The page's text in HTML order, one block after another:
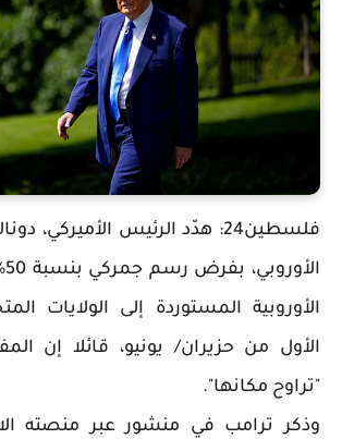
فلسطين24: هدّد الرئيس الأميركي،
الأوروبية المستوردة إلى الولايات
الأول من حزيران/ يونيو، قائلا إن
"تراوح مكانها".
وذكر ترامب في منشور عبر منصته